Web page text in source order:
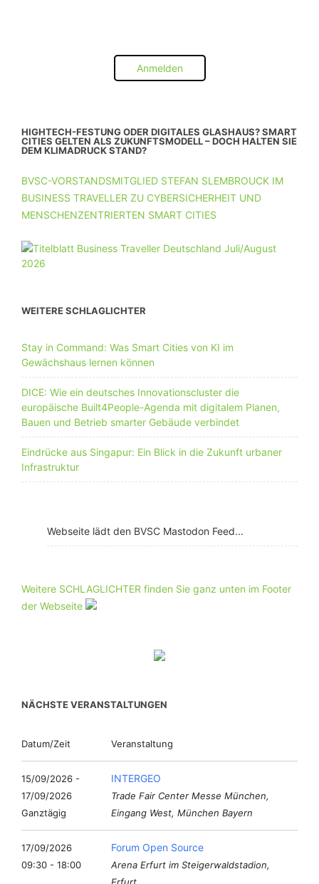
Anmelden
HIGHTECH-FESTUNG ODER DIGITALES GLASHAUS? SMART
CITIES GELTEN ALS ZUKUNFTSMODELL – DOCH HALTEN SIE
DEM KLIMADRUCK STAND?
BVSC-VORSTANDSMITGLIED STEFAN SLEMBROUCK IM
BUSINESS TRAVELLER ZU CYBERSICHERHEIT UND
MENSCHENZENTRIERTEN SMART CITIES
WEITERE SCHLAGLICHTER
Stay in Command: Was Smart Cities von KI im
Gewächshaus lernen können
DICE: Wie ein deutsches Innovationscluster die
europäische Built4People-Agenda mit digitalem Planen,
Bauen und Betrieb smarter Gebäude verbindet
Eindrücke aus Singapur: Ein Blick in die Zukunft urbaner
Infrastruktur
Webseite lädt den BVSC Mastodon Feed...
Weitere SCHLAGLICHTER finden Sie ganz unten im Footer
der Webseite
NÄCHSTE VERANSTALTUNGEN
Datum/Zeit Veranstaltung
15/09/2026 -
17/09/2026
Ganztägig
INTERGEO
Trade Fair Center Messe München,
Eingang West, München Bayern
17/09/2026
09:30 - 18:00
Forum Open Source
Arena Erfurt im Steigerwaldstadion,